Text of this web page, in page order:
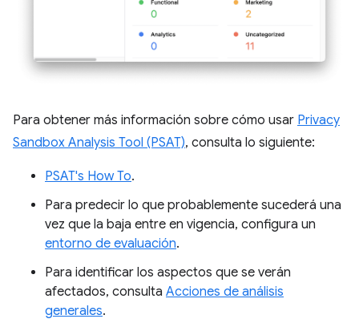
Para obtener más información sobre cómo usar Privacy
Sandbox Analysis Tool (PSAT), consulta lo siguiente:
PSAT's How To.
Para predecir lo que probablemente sucederá una
vez que la baja entre en vigencia, configura un
entorno de evaluación.
Para identificar los aspectos que se verán
afectados, consulta Acciones de análisis
generales.